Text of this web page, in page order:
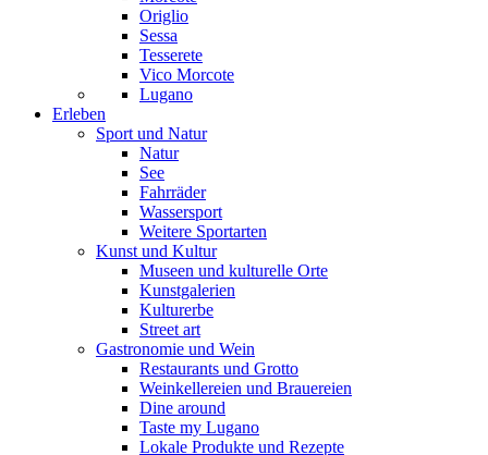
Origlio
Sessa
Tesserete
Vico Morcote
Lugano
Erleben
Sport und Natur
Natur
See
Fahrräder
Wassersport
Weitere Sportarten
Kunst und Kultur
Museen und kulturelle Orte
Kunstgalerien
Kulturerbe
Street art
Gastronomie und Wein
Restaurants und Grotto
Weinkellereien und Brauereien
Dine around
Taste my Lugano
Lokale Produkte und Rezepte